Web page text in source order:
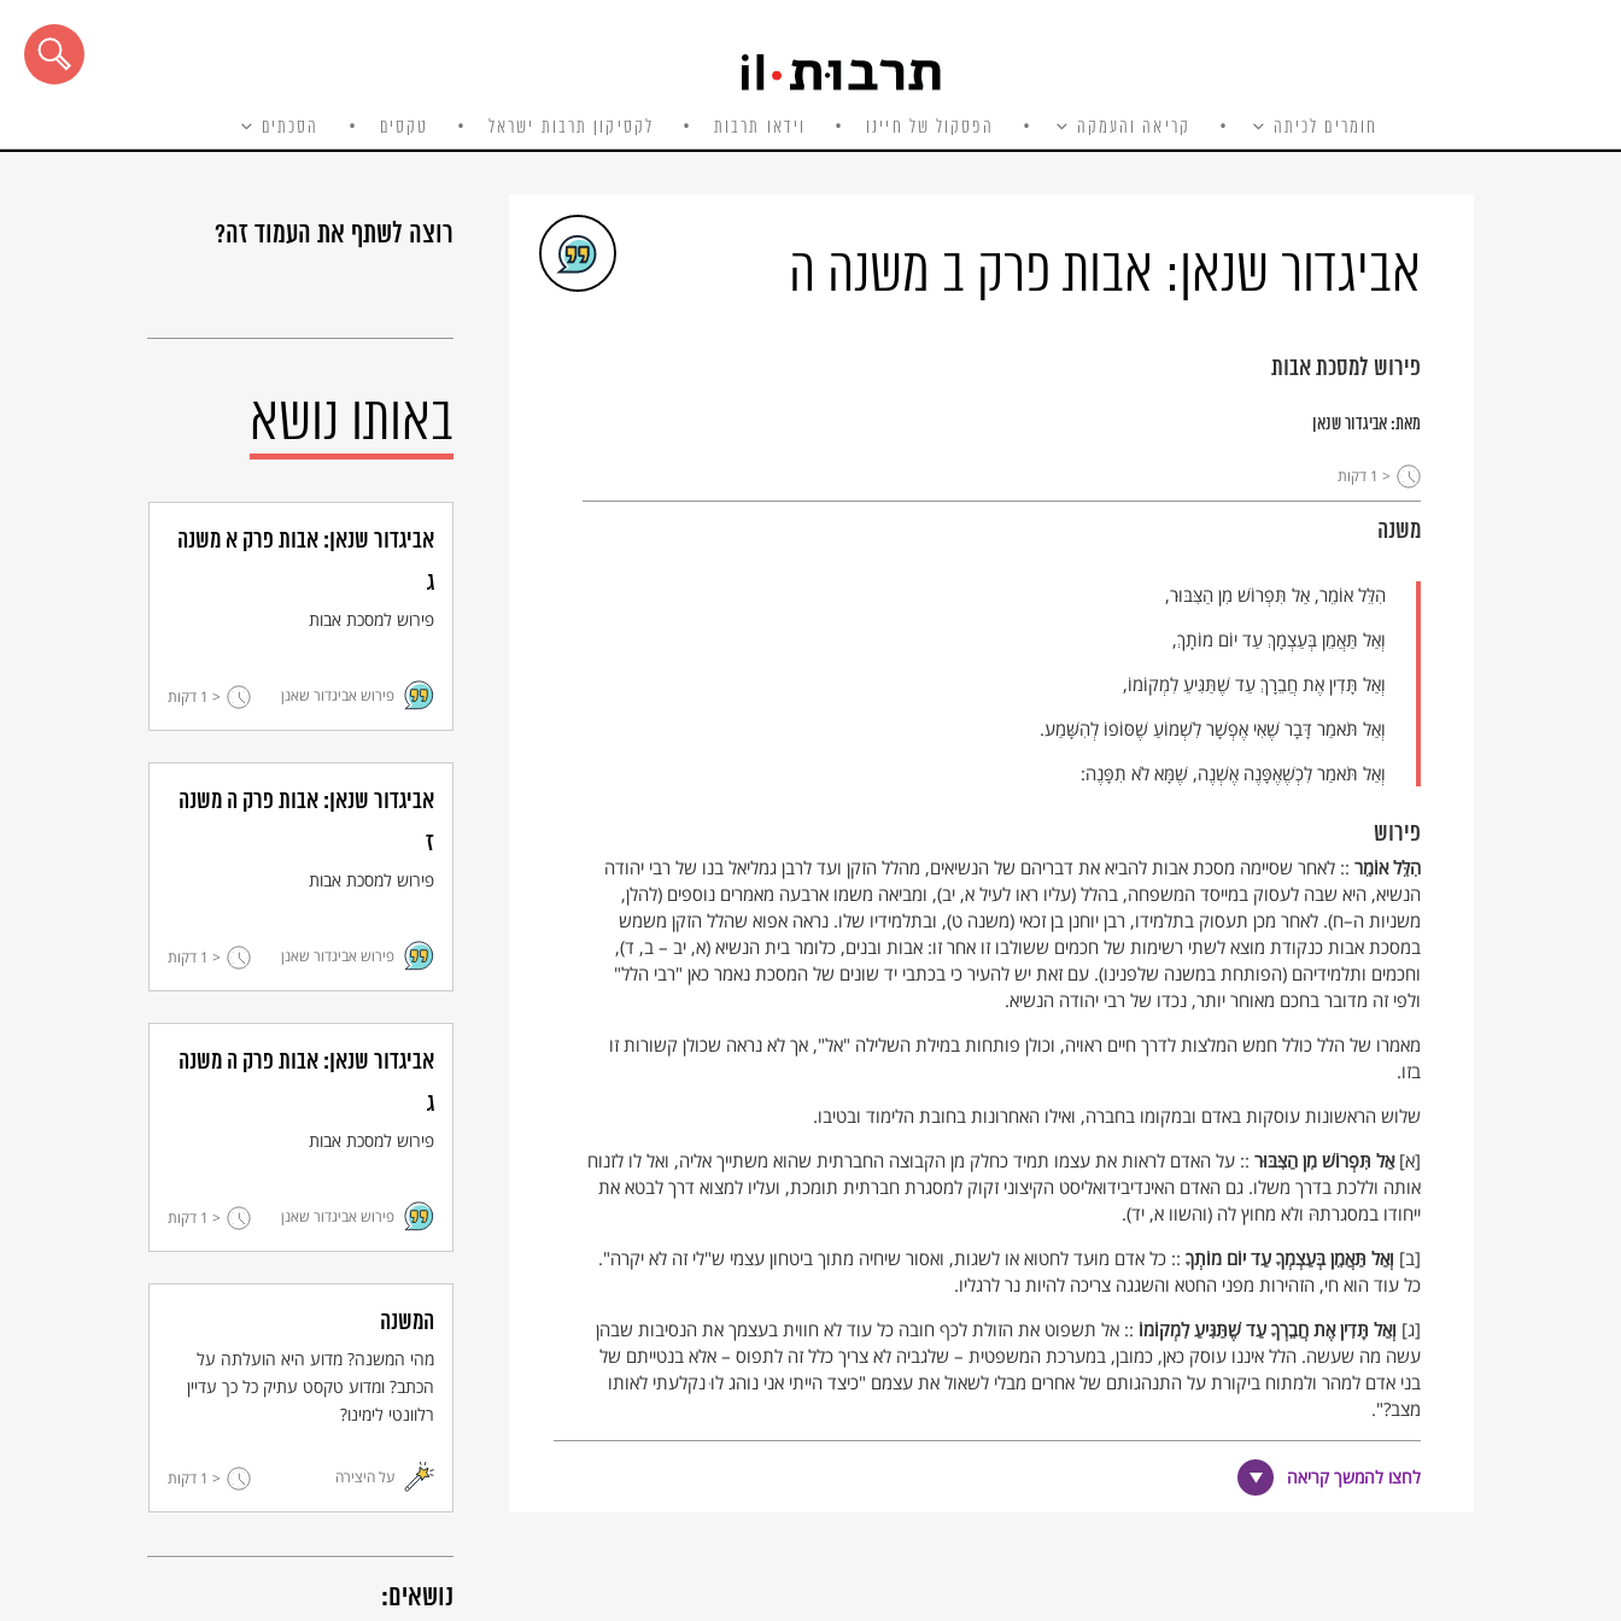
חומרים לכיתה קריאה והעמקה הפסקול של חיינו וידאו תרבות לקסיקון תרבות ישראל טקסים הסכתים
אביגדור שנאן: אבות פרק ב משנה ה
פירוש למסכת אבות
מאת:אביגדור שנאן
< 1 דקות
משנה
הִלֵּל אוֹמֵר, אַל תִּפְרוֹשׁ מִן הַצִּבּוּר,
וְאַל תַּאֲמֵן בְּעַצְמָךְ עַד יוֹם מוֹתָךְ,
וְאַל תָּדִין אֶת חֲבֵרָךְ עַד שֶׁתַּגִּיעַ לִמְקוֹמוֹ,
וְאַל תֹּאמַר דָּבָר שֶׁאִי אֶפְשָׁר לִשְׁמוֹעַ שֶׁסּוֹפוֹ לְהִשָּׁמַע.
וְאַל תֹּאמַר לִכְשֶׁאֶפָּנֶה אֶשְׁנֶה, שֶׁמָּא לֹא תִפָּנֶה:
פירוש
הִלֵּל אוֹמֵר :: לאחר שסיימה מסכת אבות להביא את דבריהם של הנשיאים, מהלל הזקן ועד לרבן גמליאל בנו של רבי יהודה
הנשיא, היא שבה לעסוק במייסד המשפחה, בהלל (עליו ראו לעיל א, יב), ומביאה משמו ארבעה מאמרים נוספים (להלן,
משניות ה–ח). לאחר מכן תעסוק בתלמידו, רבן יוחנן בן זכאי (משנה ט), ובתלמידיו שלו. נראה אפוא שהלל הזקן משמש
במסכת אבות כנקודת מוצא לשתי רשימות של חכמים ששולבו זו אחר זו: אבות ובנים, כלומר בית הנשיא (א, יב – ב, ד),
וחכמים ותלמידיהם (הפותחת במשנה שלפנינו). עם זאת יש להעיר כי בכתבי יד שונים של המסכת נאמר כאן "רבי הלל"
ולפי זה מדובר בחכם מאוחר יותר, נכדו של רבי יהודה הנשיא.
מאמרו של הלל כולל חמש המלצות לדרך חיים ראויה, וכולן פותחות במילת השלילה "אל", אך לא נראה שכולן קשורות זו
בזו.
שלוש הראשונות עוסקות באדם ובמקומו בחברה, ואילו האחרונות בחובת הלימוד ובטיבו.
[א]אַל תִּפְרוֹשׁ מִן הַצִּבּוּר :: על האדם לראות את עצמו תמיד כחלק מן הקבוצה החברתית שהוא משתייך אליה, ואל לו לזנוח
אותה וללכת בדרך משלו. גם האדם האינדיבידואליסט הקיצוני זקוק למסגרת חברתית תומכת, ועליו למצוא דרך לבטא את
ייחודו במסגרתהּ ולא מחוץ לה (והשוו א, יד).
[ב] וְאַל תַּאֲמֵן בְּעַצְמְךָ עַד יוֹם מוֹתְךָ :: כל אדם מוּעד לחטוא או לשגות, ואסור שיחיה מתוך ביטחון עצמי ש"לי זה לא יקרה".
כל עוד הוא חי, הזהירות מפני החטא והשגגה צריכה להיות נר לרגליו.
[ג] וְאַל תָּדִין אֶת חֲבֵרְךָ עַד שֶׁתַּגִּיעַ לִמְקוֹמוֹ :: אל תשפוט את הזולת לכף חובה כל עוד לא חווית בעצמך את הנסיבות שבהן
עשה מה שעשה. הלל איננו עוסק כאן, כמובן, במערכת המשפטית – שלגביה לא צריך כלל זה לתפוס – אלא בנטייתם של
בני אדם למהר ולמתוח ביקורת על התנהגותם של אחרים מבלי לשאול את עצמם "כיצד הייתי אני נוהג לוּ נקלעתי לאותו
מצב?".
ואולי אפשר לקשר את שלושת מאמריו אלה של הלל זה לזה: כל אדם הוא חלק מ"רקמה אנושית אחת חיה" ועל כן אל לו
לנסות ולצאת ממנה וללכת בדרך משלו. וכשהוא בתוך החברה, אל לו למהר ולשפוט את האחרים, כי גם הוא מועד ליפול
לפח שנפלו בו הם.
לחצו להמשך קריאה
רוצה לשתף את העמוד זה?
באותו נושא
אביגדור שנאן: אבות פרק א משנה
ג
פירוש למסכת אבות
פירוש אביגדור שאנן < 1 דקות
אביגדור שנאן: אבות פרק ה משנה
ז
פירוש למסכת אבות
פירוש אביגדור שאנן < 1 דקות
אביגדור שנאן: אבות פרק ה משנה
ג
פירוש למסכת אבות
פירוש אביגדור שאנן < 1 דקות
המשנה
מהי המשנה? מדוע היא הועלתה על
הכתב? ומדוע טקסט עתיק כל כך עדיין
רלוונטי לימינו?
על היצירה < 1 דקות
נושאים: